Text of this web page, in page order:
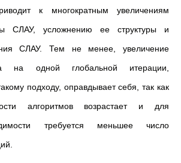
к многократным увеличениям
СЛАУ, усложнению ее структуры и
СЛАУ. Тем не менее, увеличение
на одной глобальной итерации,
подходу, оправдывает себя, так как
алгоритмов возрастает и для
требуется меньшее число